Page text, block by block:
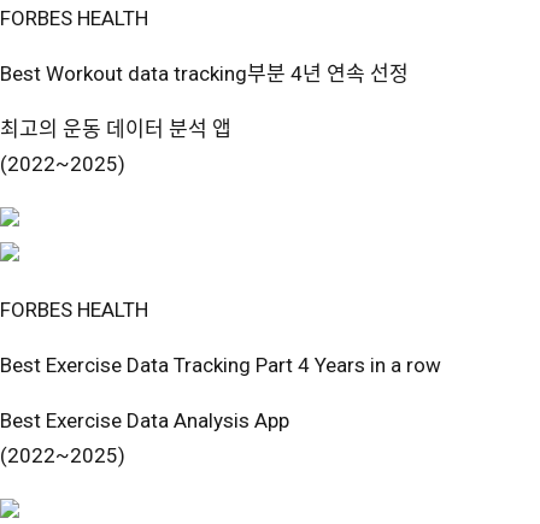
FORBES HEALTH
Best Workout data tracking부분 4년 연속 선정
최고의 운동 데이터 분석 앱
(2022~2025)
FORBES HEALTH
Best Exercise Data Tracking Part 4 Years in a row
Best Exercise Data Analysis App
(2022~2025)